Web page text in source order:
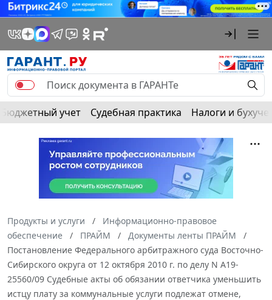
Бюджетный учет Судебная практика Налоги и
Продукты и услуги
Информационно-правовое
обеспечение
ПРАЙМ
Документы ленты ПРАЙМ
Постановление Федерального арбитражного суда Восточно-
Сибирского округа от 12 октября 2010 г. по делу N А19-
25560/09 Судебные акты об обязании ответчика уменьшить
истцу плату за коммунальные услуги подлежат отмене,